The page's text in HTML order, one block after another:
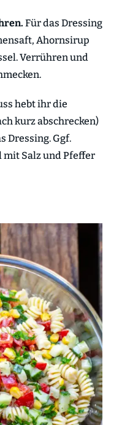
Für das Dressing
Ahornsirup
Verrühren und
hebt ihr die
kurz abschrecken)
Dressing. Ggf.
Salz und Pfeffer